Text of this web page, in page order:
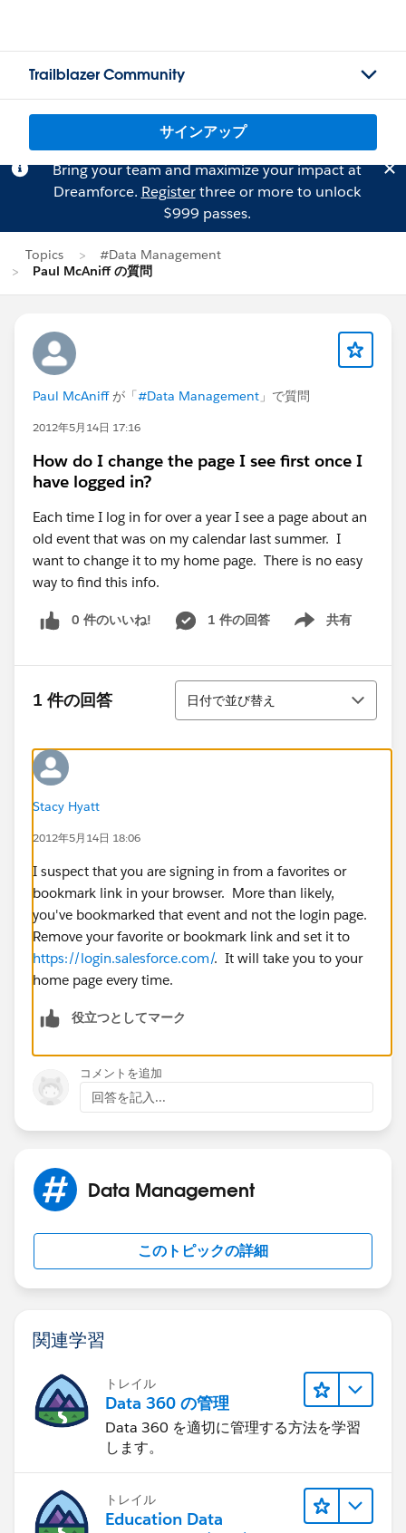
Trailblazer Community
サインアップ
Bring your team and maximize your impact at
Dreamforce. Registerthree or more to unlock
$999 passes.
Topics
#Data Management
Paul McAniff の質問
Paul McAniffが「#Data Management 」で質問
2012年5月14日 17:16
How do I change the page I see first once I
have logged in?
Each time I log in for over a year I see a page about an
old event that was on my calendar last summer. I
want to change it to my home page. There is no easy
way to find this info.
0 件のいいね! 1 件の回答 共有
Show menu
1 件の回答
並び替え
日付で並び替え
Stacy Hyatt
2012年5月14日 18:06
I suspect that you are signing in from a favorites or
bookmark link in your browser. More than likely,
you've bookmarked that event and not the login page.
Remove your favorite or bookmark link and set it to
https://login.salesforce.com/. It will take you to your
home page every time.
役立つとしてマーク
コメントを追加
回答を記入...
Data Management
このトピックの詳細
関連学習
トレイル
Data 360 の管理
Data 360 を適切に管理する方法を学習
します。
トレイル
Education Data